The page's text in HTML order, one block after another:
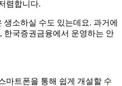
렴합니다.
소하실 수도 있는데요. 과거에
한국증권금융에서 운영하는 안
마트폰을 통해 쉽게 개설할 수